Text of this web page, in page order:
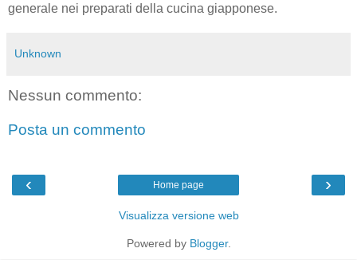
generale nei preparati della cucina giapponese.
Unknown
Nessun commento:
Posta un commento
‹ ›
Home page
Visualizza versione web
Powered by Blogger.